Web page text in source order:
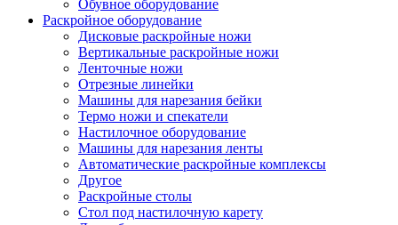
Обувное оборудование
Раскройное оборудование
Дисковые раскройные ножи
Вертикальные раскройные ножи
Ленточные ножи
Отрезные линейки
Машины для нарезания бейки
Термо ножи и спекатели
Настилочное оборудование
Машины для нарезания ленты
Автоматические раскройные комплексы
Другое
Раскройные столы
Стол под настилочную карету